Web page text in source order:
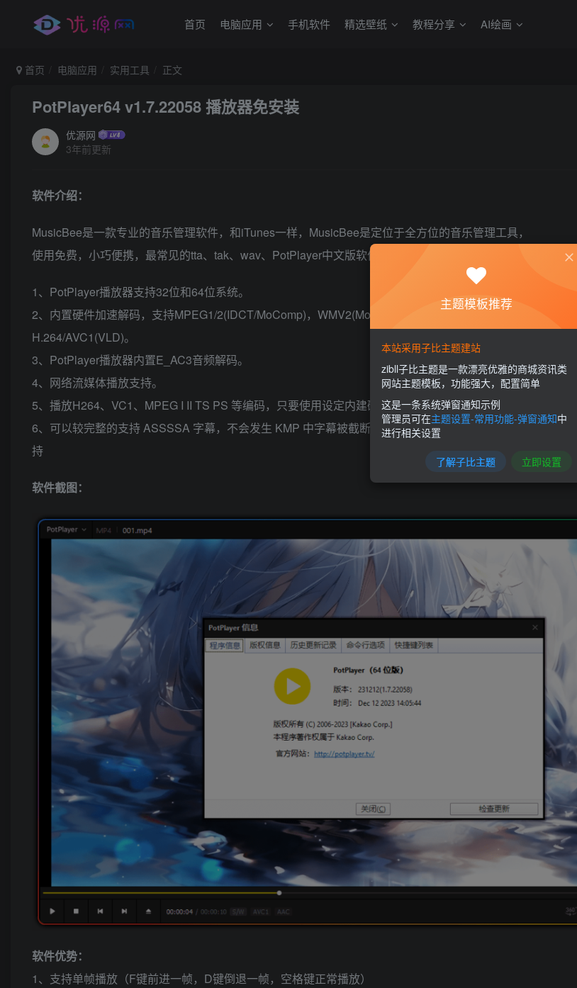
首页 电脑应用 手机软件 精选壁纸 教程分享 AI绘画
首页 电脑应用 实用工具 正文
PotPlayer64 v1.7.22058 播放器免安装
优源网
3年前更新
软件介绍：
MusicBee是一款专业的音乐管理软件，和iTunes一样，MusicBee是定位于全方位的音乐管理工具，
使用免费，小巧便携，最常见的tta、tak、wav、PotPlayer中文版软件特色
1、PotPlayer播放器支持32位和64位系统。
2、内置硬件加速解码，支持MPEG1/2(IDCT/MoComp)，WMV2(MoComp)，WMV3(IDCT/MoComp)，VC-
H.264/AVC1(VLD)。
3、PotPlayer播放器内置E_AC3音频解码。
4、网络流媒体播放支持。
5、播放H264、VC1、MPEG I II TS PS 等编码，只要使用设定内建硬解都可顺利硬解，不用其它解码器。
6、可以较完整的支持 ASSSSA 字幕，不会发生 KMP 中字幕被截断的问题，但依然支持不完全。alac、ape
持
软件截图：
软件优势：
1、支持单帧播放（F键前进一帧，D键倒退一帧，空格键正常播放）
主题模板推荐
本站采用子比主题建站
zibll子比主题是一款漂亮优雅的商城资讯类
网站主题模板，功能强大，配置简单
这是一条系统弹窗通知示例
管理员可在主题设置-常用功能-弹窗通知中
进行相关设置
了解子比主题 立即设置